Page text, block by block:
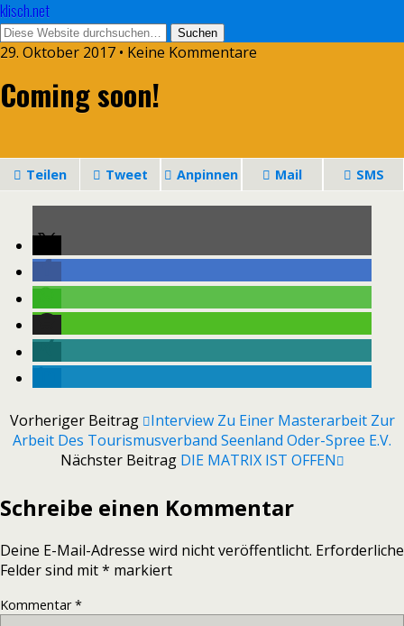
klisch.net
29. Oktober 2017 • Keine Kommentare
Coming soon!
Teilen Tweet Anpinnen Mail SMS
Vorheriger Beitrag
Interview Zu Einer Masterarbeit Zur
Arbeit Des Tourismusverband Seenland Oder-Spree E.V.
Nächster Beitrag DIE MATRIX IST OFFEN
Schreibe einen Kommentar
Deine E-Mail-Adresse wird nicht veröffentlicht. Erforderliche
Felder sind mit* markiert
Kommentar*